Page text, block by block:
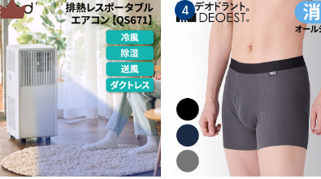
トフォンが横向きに入る大きなオープンポケッ
4